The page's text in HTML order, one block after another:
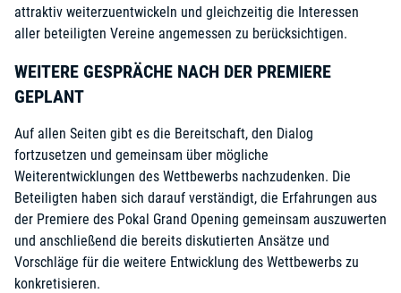
attraktiv weiterzuentwickeln und gleichzeitig die Interessen
aller beteiligten Vereine angemessen zu berücksichtigen.
WEITERE GESPRÄCHE NACH DER PREMIERE
GEPLANT
Auf allen Seiten gibt es die Bereitschaft, den Dialog
fortzusetzen und gemeinsam über mögliche
Weiterentwicklungen des Wettbewerbs nachzudenken. Die
Beteiligten haben sich darauf verständigt, die Erfahrungen aus
der Premiere des Pokal Grand Opening gemeinsam auszuwerten
und anschließend die bereits diskutierten Ansätze und
Vorschläge für die weitere Entwicklung des Wettbewerbs zu
konkretisieren.